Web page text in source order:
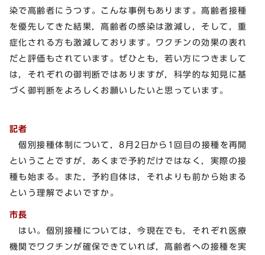
染で高齢者にうつす。こんな事例もあります。高齢者接種
を優先してきた結果，高齢者の感染は激減し，そして，重
症化される方も激減しております。ワクチンの効果の表れ
だと評価もされています。ぜひとも，若い方につきまして
は，それぞれの御判断ではありますが，科学的な知見に基
づく御判断をよろしくお願いしたいと思っています。
記者
個別接種体制について，8月2日から1回目の接種を再開
ということですが，あくまで予約だけではなく，実際の接
種も始まる。また，予約自体は，それよりも前から始まる
という理解でよいですか。
市長
はい。個別接種については，今現在でも，それぞれ医療
機関でワクチンが確保できていれば，高齢者への接種を実